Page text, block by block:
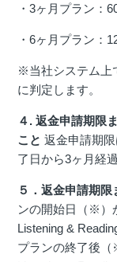
・3ヶ月プラン：
・6ヶ月プラン：
※当社システム上
に判定します。
４. 返金申請期限
こと 返金申請期
了日から3ヶ月経
５．返金申請期
ンの開始日（※）
Listening &
プランの終了後